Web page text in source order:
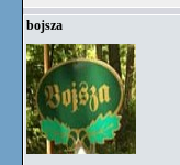
bojsza